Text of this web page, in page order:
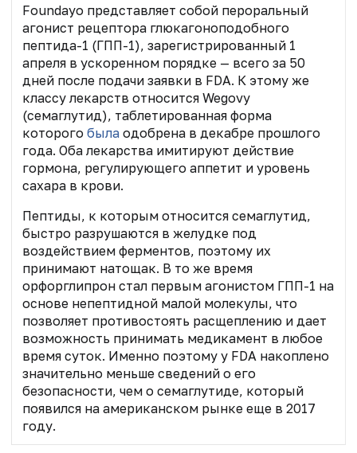
Foundayo представляет собой пероральный
агонист рецептора глюкагоноподобного
пептида-1 (ГПП-1), зарегистрированный 1
апреля в ускоренном порядке — всего за 50
дней после подачи заявки в FDA. К этому же
классу лекарств относится Wegovy
(семаглутид), таблетированная форма
которого былаодобрена в декабре прошлого
года. Оба лекарства имитируют действие
гормона, регулирующего аппетит и уровень
сахара в крови.
Пептиды, к которым относится семаглутид,
быстро разрушаются в желудке под
воздействием ферментов, поэтому их
принимают натощак. В то же время
орфорглипрон стал первым агонистом ГПП-1 на
основе непептидной малой молекулы, что
позволяет противостоять расщеплению и дает
возможность принимать медикамент в любое
время суток. Именно поэтому у FDA накоплено
значительно меньше сведений о его
безопасности, чем о семаглутиде, который
появился на американском рынке еще в 2017
году.